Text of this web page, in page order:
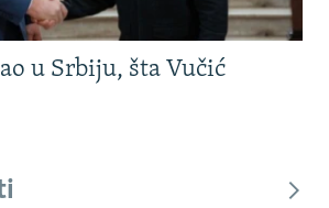
u Srbiju, šta Vučić